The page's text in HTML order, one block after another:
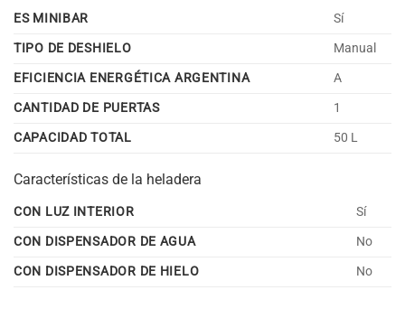
ES MINIBAR
Sí
TIPO DE DESHIELO
Manual
EFICIENCIA ENERGÉTICA ARGENTINA
A
CANTIDAD DE PUERTAS
1
CAPACIDAD TOTAL
50 L
Características de la heladera
CON LUZ INTERIOR
Sí
CON DISPENSADOR DE AGUA
No
CON DISPENSADOR DE HIELO
No